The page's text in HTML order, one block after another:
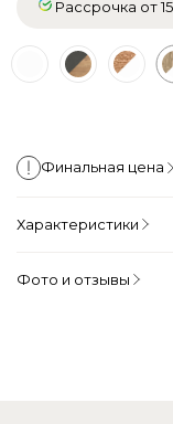
Рассрочка от
Финальная цена
Характеристики
Фото и отзывы